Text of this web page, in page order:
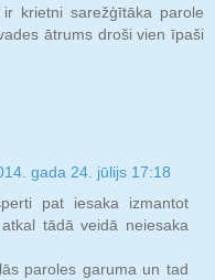
krietni sarežģītāka parole
ātrums droši vien īpaši
gada 24. jūlijs 17:18
pat iesaka izmantot
tādā veidā neiesaka
paroles garuma un tad